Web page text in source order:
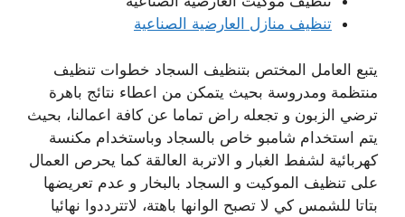
تنظيف منازل العارضية الصناعية
يتبع العامل المختص بتنظيف السجاد خطوات تنظيف
منتظمة ومدروسة بحيث يتمكن من اعطاء نتائج باهرة
ترضي الزبون و تجعله راض تماما عن كافة اعمالنا، بحيث
يتم استخدام شامبو خاص بالسجاد وباستخدام مكنسة
كهربائية لشفط الغبار و الاتربة العالقة كما يحرص العمال
على تنظيف الموكيت و السجاد بالبخار و عدم تعريضها
بتاتا للشمس كي لا تصبح الوانها باهتة، لاتترددوا نهائيا